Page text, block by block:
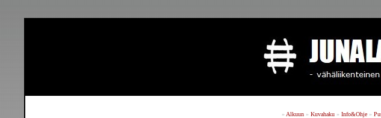
» Alkuun» Kuvahaku» Info&Ohje»